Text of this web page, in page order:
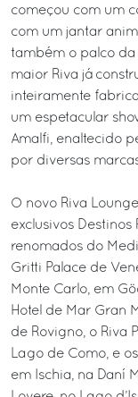
começou com um
com um jantar
também o palco
maior Riva já
inteiramente
um espetacular
Amalfi, enaltecido
por diversas
O novo Riva
exclusivos Destinos
renomados do
Gritti Palace de
Monte Carlo, em
Hotel de Mar Gran
de Rovigno, o Riva
Lago de Como, e
em Ischia, na Daní